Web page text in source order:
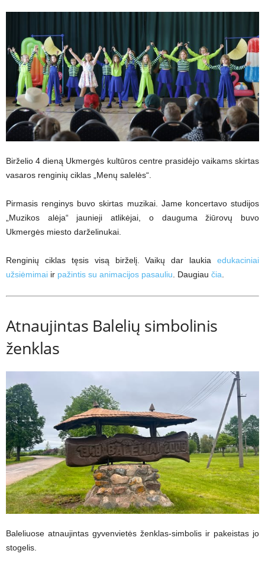
Birželio 4 dieną Ukmergės kultūros centre prasidėjo vaikams skirtas
vasaros renginių ciklas „Menų salelės“.
Pirmasis renginys buvo skirtas muzikai. Jame koncertavo studijos
„Muzikos alėja“ jaunieji atlikėjai, o dauguma žiūrovų buvo
Ukmergės miesto darželinukai.
Renginių ciklas tęsis visą birželį. Vaikų dar laukia edukaciniai
užsiėmimai ir pažintis su animacijos pasauliu . Daugiau čia
Atnaujintas Balelių simbolinis
ženklas
Baleliuose atnaujintas gyvenvietės ženklas-simbolis ir pakeistas jo
stogelis.